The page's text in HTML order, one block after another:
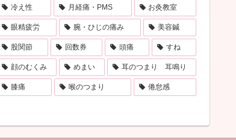
冷え性 月経痛・PMS お灸教室
眼精疲労 腕・ひじの痛み 美容鍼
股関節 回数券 頭痛 すね
顔のむくみ めまい 耳のつまり 耳鳴り
膝痛 喉のつまり 倦怠感